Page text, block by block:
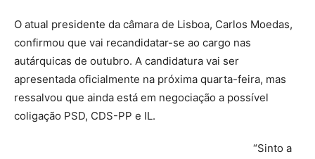
O atual presidente da câmara de Lisboa, Carlos Moedas,
confirmou que vai recandidatar-se ao cargo nas
autárquicas de outubro. A candidatura vai ser
apresentada oficialmente na próxima quarta-feira, mas
ressalvou que ainda está em negociação a possível
coligação PSD, CDS-PP e IL.
“Sinto a